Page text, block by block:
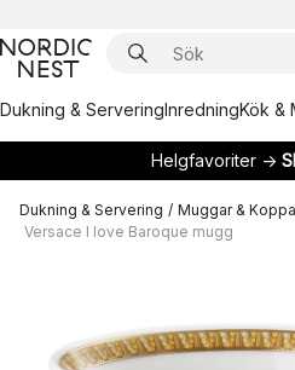
Dukning & ServeringInredningKök &
Helgfavoriter →
Dukning & Servering / Muggar &
Versace I love Baroque mugg